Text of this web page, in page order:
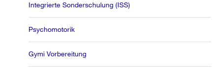
Integrierte Sonderschulung (ISS)
Psychomotorik
Gymi Vorbereitung